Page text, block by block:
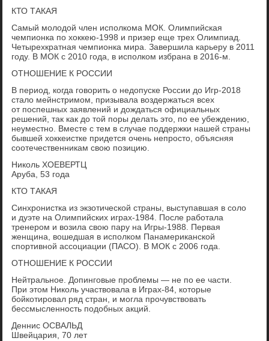
КТО ТАКАЯ
Самый молодой член исполкома МОК. Олимпийская
чемпионка по хоккею-1998 и призер еще трех Олимпиад.
Четырехкратная чемпионка мира. Завершила карьеру в 2011
году. В МОК с 2010 года, в исполком избрана в 2016-м.
ОТНОШЕНИЕ К РОССИИ
В период, когда говорить о недопуске России до Игр-2018
стало мейнстримом, призывала воздержаться всех
от поспешных заявлений и дождаться официальных
решений, так как до той поры делать это, по ее убеждению,
неуместно. Вместе с тем в случае поддержки нашей страны
бывшей хоккеистке придется очень непросто, объясняя
соотечественникам свою позицию.
Николь ХОЕВЕРТЦ
Аруба, 53 года
КТО ТАКАЯ
Синхронистка из экзотической страны, выступавшая в соло
и дуэте на Олимпийских играх-1984. После работала
тренером и возила свою пару на Игры-1988. Первая
женщина, вошедшая в исполком Панамериканской
спортивной ассоциации (ПАСО). В МОК с 2006 года.
ОТНОШЕНИЕ К РОССИИ
Нейтральное. Допинговые проблемы — не по ее части.
При этом Николь участвовала в Играх-84, которые
бойкотировал ряд стран, и могла прочувствовать
бессмысленность подобных акций.
Деннис ОСВАЛЬД
Швейцария, 70 лет